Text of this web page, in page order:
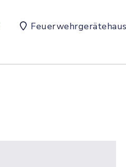
Feuerwehrgerätehaus